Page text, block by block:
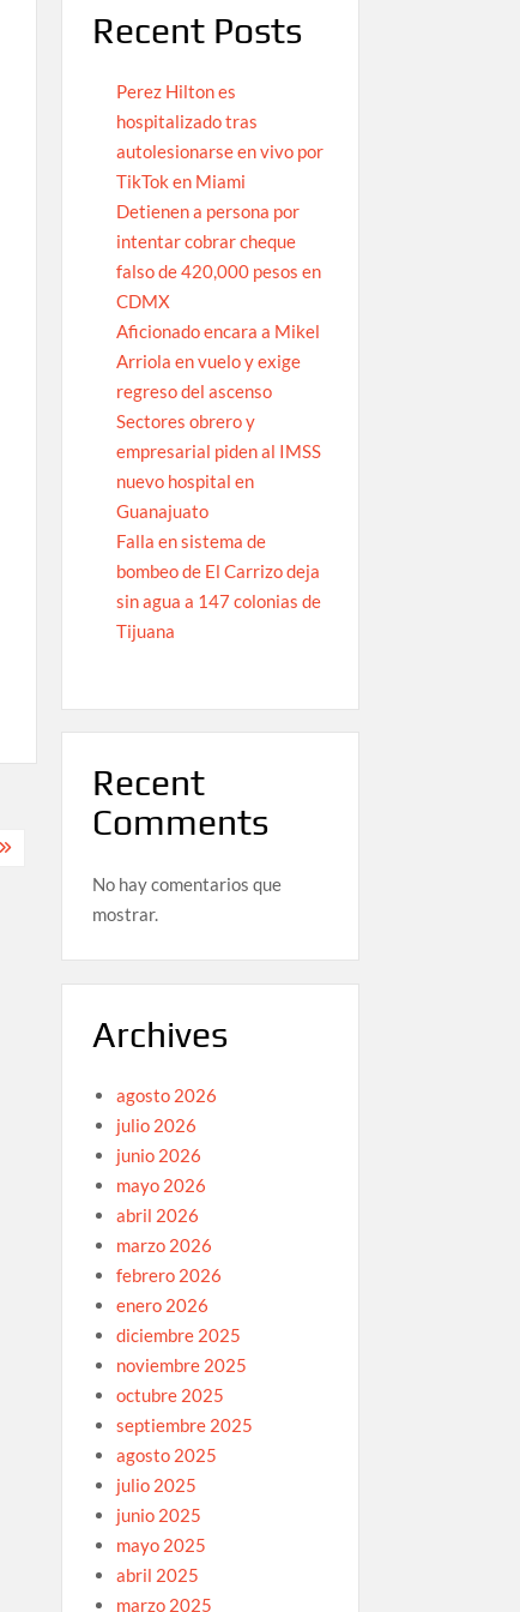
Recent Posts
Perez Hilton es
hospitalizado tras
autolesionarse en vivo por
TikTok en Miami
Detienen a persona por
intentar cobrar cheque
falso de 420,000 pesos en
CDMX
Aficionado encara a Mikel
Arriola en vuelo y exige
regreso del ascenso
Sectores obrero y
empresarial piden al IMSS
nuevo hospital en
Guanajuato
Falla en sistema de
bombeo de El Carrizo deja
sin agua a 147 colonias de
Tijuana
Recent
Comments
No hay comentarios que
mostrar.
Archives
agosto 2026
julio 2026
junio 2026
mayo 2026
abril 2026
marzo 2026
febrero 2026
enero 2026
diciembre 2025
noviembre 2025
octubre 2025
septiembre 2025
agosto 2025
julio 2025
junio 2025
mayo 2025
abril 2025
marzo 2025